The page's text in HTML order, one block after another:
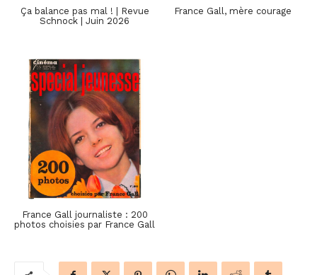
Ça balance pas mal ! | Revue
Schnock | Juin 2026
France Gall, mère courage
France Gall journaliste : 200
photos choisies par France Gall